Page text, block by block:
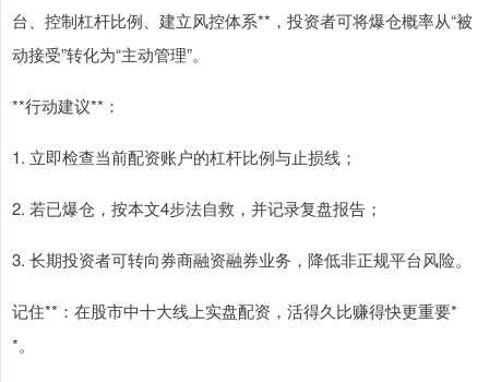
台、控制杠杆比例、建立风控体系**，投资者可将爆仓概率从“被
动接受”转化为“主动管理”。
**行动建议**：
1. 立即检查当前配资账户的杠杆比例与止损线；
2. 若已爆仓，按本文4步法自救，并记录复盘报告；
3. 长期投资者可转向券商融资融券业务，降低非正规平台风险。
记住**：在股市中十大线上实盘配资，活得久比赚得快更重要*
*。